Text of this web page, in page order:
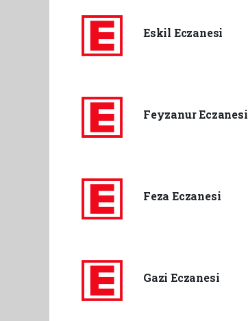
Eskil Eczanesi
Feyzanur Eczanesi
Feza Eczanesi
Gazi Eczanesi